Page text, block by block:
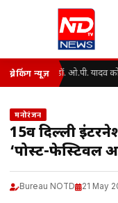
ब्रेकिंग न्यूज़ डॉ. ओ.पी. यादव
मनोरंजन
15वें दिल्ली
‘पोस्ट-फेस्टिवल
Bureau NOTD 21 May